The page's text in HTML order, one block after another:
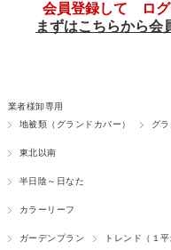
会員登録して ログ
まずはこちらから会
業者様卸専用
地被類（グランドカバー）
グラ
東北以南
半日陰～日なた
カラーリーフ
ガーデンプラン トレンド（１平